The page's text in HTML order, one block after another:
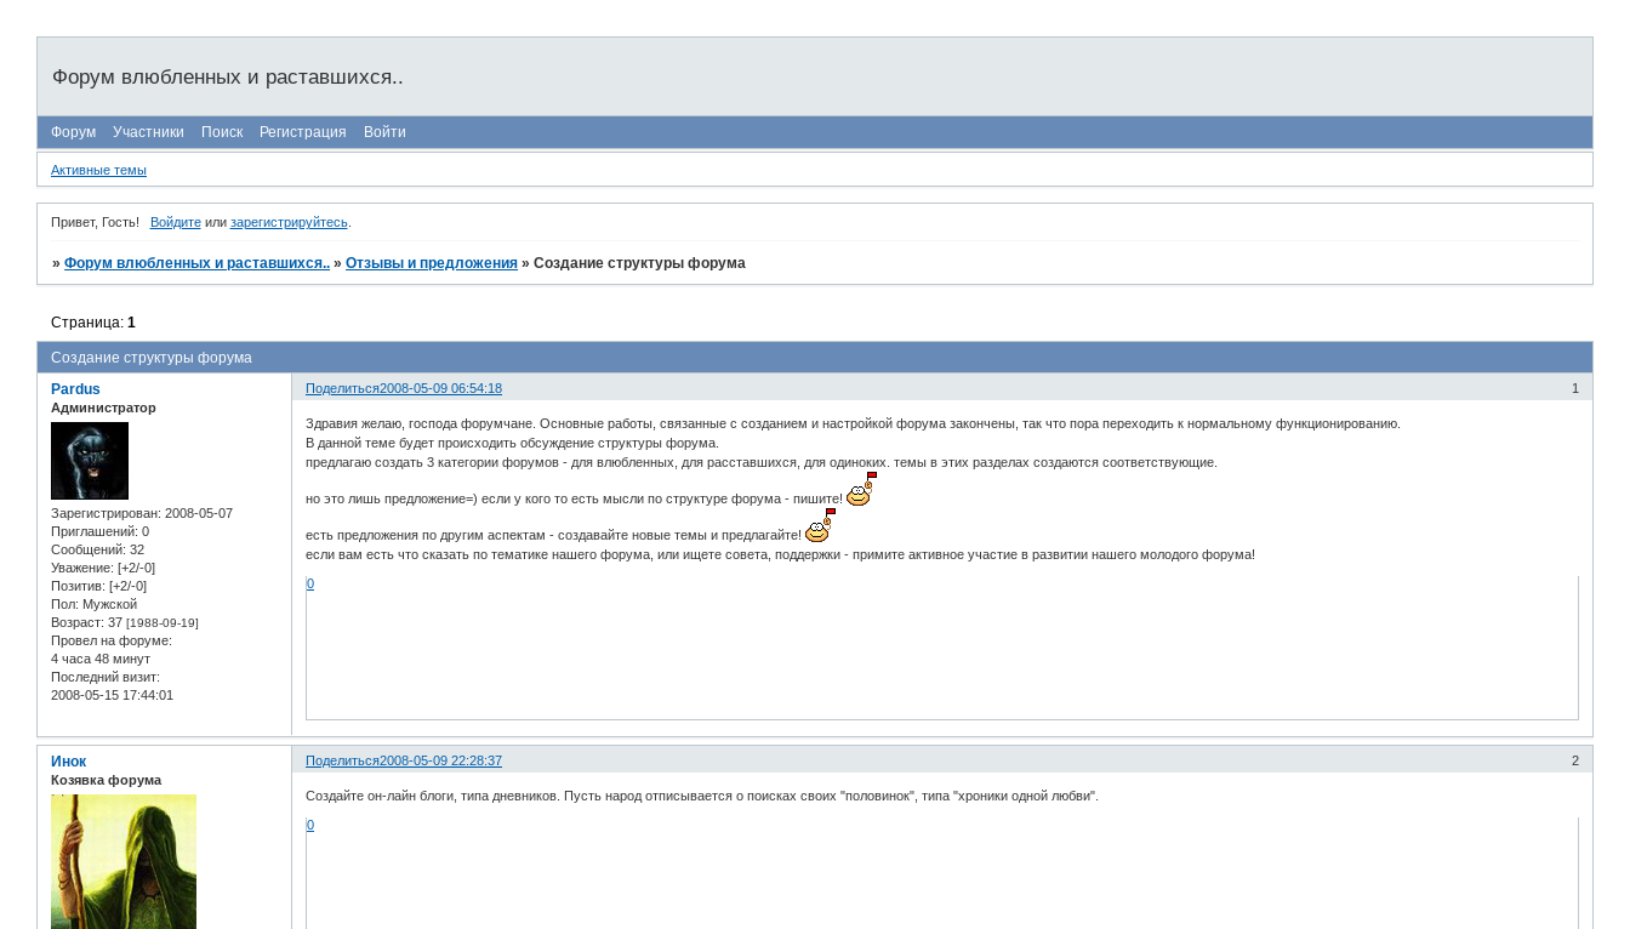
Форум влюбленных и раставшихся..
Форум Участники Поиск Регистрация Войти
Активные темы
Привет, Гость! Войдитеили зарегистрируйтесь.
»Форум влюбленных и раставшихся.. »Отзывы и предложения »Создание структуры форума
Создание структуры форума
Страница:1
Поделиться 1
2008-05-09 06:54:18
Pardus
Администратор
Зарегистрирован: 2008-05-07
Приглашений: 0
Сообщений: 32
Уважение: [+2/-0]
Позитив: [+2/-0]
Пол: Мужской
Возраст: 37 [1988-09-19]
Провел на форуме:
4 часа 48 минут
Последний визит:
2008-05-15 17:44:01
Здравия желаю, господа форумчане. Основные работы, связанные с созданием и настройкой форума закончены, так что пора переходить к нормальному функционированию.
В данной теме будет происходить обсуждение структуры форума.
предлагаю создать 3 категории форумов - для влюбленных, для расставшихся, для одиноких. темы в этих разделах создаются соответствующие.
но это лишь предложение=) если у кого то есть мысли по структуре форума - пишите!
есть предложения по другим аспектам - создавайте новые темы и предлагайте!
если вам есть что сказать по тематике нашего форума, или ищете совета, поддержки - примите активное участие в развитии нашего молодого форума!
0
Поделиться 2
2008-05-09 22:28:37
Инок
Козявка форума
Создайте он-лайн блоги, типа дневников. Пусть народ отписывается о поисках своих "половинок", типа "хроники одной любви".
0